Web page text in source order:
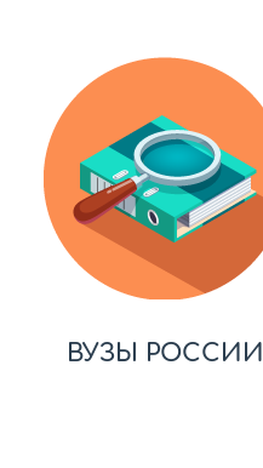
ВУЗЫ РОССИИ